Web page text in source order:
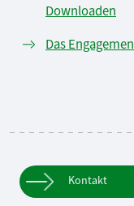
Downloaden
Das
Kontakt